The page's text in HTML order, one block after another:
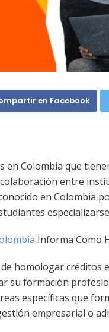
en Facebook
en Colombia que
entre
en Colombia
Informa Como
de homologar
su formación
específicas que
empresarial o